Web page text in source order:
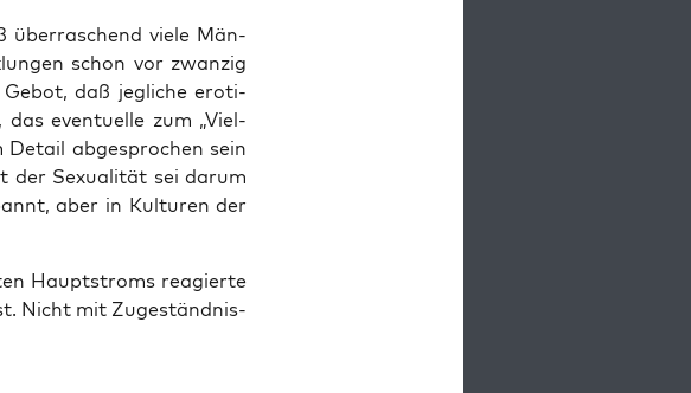
über­ra­schend vie­le Män­
schon vor zwan­zig
daß jeg­li­che ero­ti­
das even­tu­el­le zum „Viel­
Detail abge­spro­chen sein
der Sexua­li­tät sei dar­um
aber in Kul­tu­ren der
Haupt­stroms reagier­te
Nicht mit Zuge­ständ­nis­